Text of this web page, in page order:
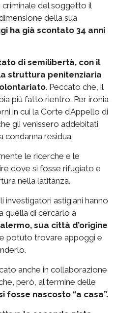
del soggetto il
della sua
ha già scontato 34 anni
di semilibertà, con il
struttura penitenziaria
. Peccato che, il
più fatto rientro. Per ironia
in cui la Corte d’Appello di
gli venissero addebitati
condanna residua.
le ricerche e le
dove si fosse rifugiato e
nella latitanza.
investigatori astigiani hanno
quella di cercarlo a
sua città d’origine
potuto trovare appoggi e
anche in collaborazione
però, al termine delle
fosse nascosto “a casa”.